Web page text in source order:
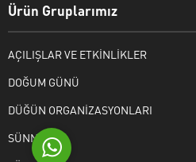
Ürün Gruplarımız
AÇILIŞLAR VE ETKİNLİKLER
DOĞUM GÜNÜ
DÜĞÜN ORGANİZASYONLARI
SÜNNET